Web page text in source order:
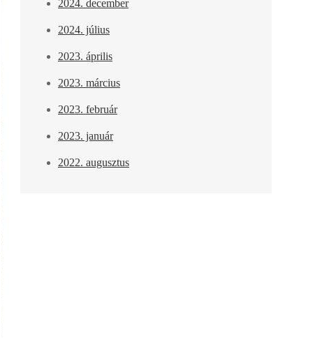
2024. december
2024. július
2023. április
2023. március
2023. február
2023. január
2022. augusztus